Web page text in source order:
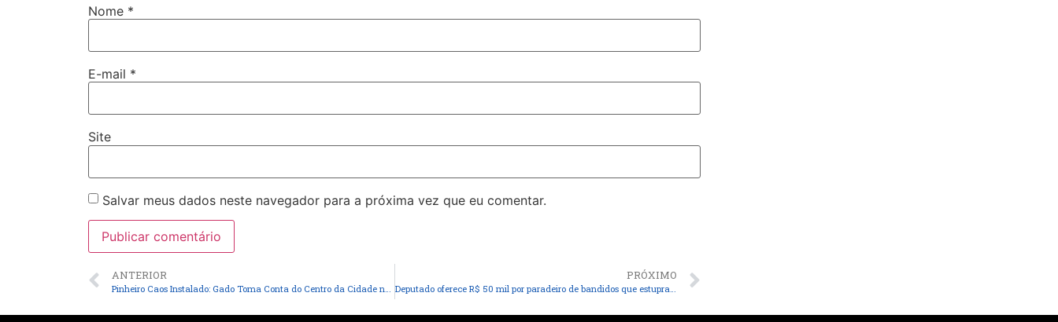
Nome *
E-mail *
Site
Salvar meus dados neste navegador para a próxima vez que eu comentar.
ANTERIOR
Pinheiro Caos Instalado: Gado Toma Conta do Centro da Cidade nos Últimos Dias da Gestão Luciano Genésio
PRÓXIMO
Deputado oferece R$ 50 mil por paradeiro de bandidos que estupraram bailarina em circo que se apresenta na Baixada Maranhense